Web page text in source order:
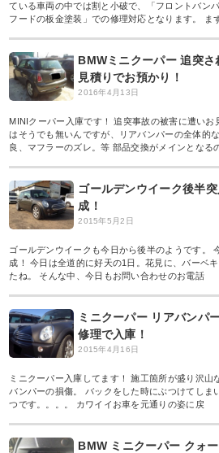
ている車両の中では割と小破で、「フロントバン
フードの板金塗装」での修理対応となります。 ま
BMWミニクーパー 追突
見積りでお預かり！
2016年4月13日
MINIクーパー入庫です！ 追突事故の被害に遭いお
はそうでも無いんですが、リアバンパーの全体的
良、マフラーのズレ。等 部品交換がメインとなる
ゴールデンウイーク後半
成！
2015年5月2日
ゴールデンウイークも今日から後半のようです。
成！ 今日は全道的に好天の1日。花見に、バーベ
たね。 そんな中、今日もお問い合わせのお電話
ミニクーパー リアバンパ
修理で入庫！
2015年4月16日
ミニクーパー入庫してます！ 施工箇所が盛り沢山
バンパーの損傷。 バックをした時にぶつけてしま
つです。。。。 カワイイお車を元通りの姿に戻
BMW ミニクーパー クォ